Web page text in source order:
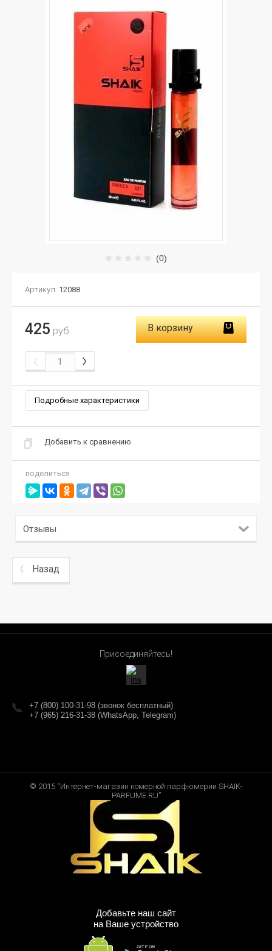
(0)
Артикул: 12088
425 руб. В корзину
Подробные характеристики
Добавить к сравнению
поделиться
Отзывы
Назад
Присоединяйтесь!
+7 (800) 100-31-98 (звонок бесплатный)
+7 (965) 216-31-38 (WhatsApp, Telegram)
© 2015 “Интернет-магазин номерной парфюмерии SHAIK-
PARFUME.RU”
Добавьте наш сайт
на Ваше устройство